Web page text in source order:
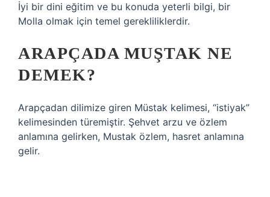
İyi bir dini eğitim ve bu konuda yeterli bilgi, bir
Molla olmak için temel gerekliliklerdir.
ARAPÇADA MUŞTAK NE
DEMEK?
Arapçadan dilimize giren Müstak kelimesi, “istiyak”
kelimesinden türemiştir. Şehvet arzu ve özlem
anlamına gelirken, Mustak özlem, hasret anlamına
gelir.